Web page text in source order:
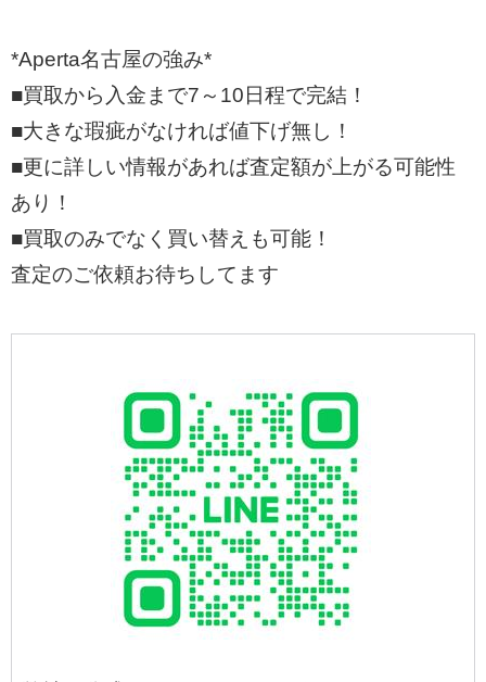
*Aperta名古屋の強み*
■買取から入金まで7～10日程で完結！
■大きな瑕疵がなければ値下げ無し！
■更に詳しい情報があれば査定額が上がる可能性
あり！
■買取のみでなく買い替えも可能！
査定のご依頼お待ちしてます